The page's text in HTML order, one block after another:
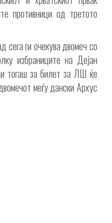
противници од третото
сега ги очекува двомеч со
избраниците на Дејан
тогаш за билет за ЛШ ќе
меѓу дански Архус